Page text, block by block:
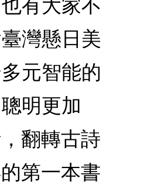
有大家不
灣懸日美
元智能的
明更加
翻轉古詩
第一本書